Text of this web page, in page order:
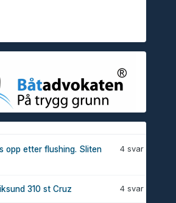
4 svar
opp etter flushing. Sliten
4 svar
310 st Cruz